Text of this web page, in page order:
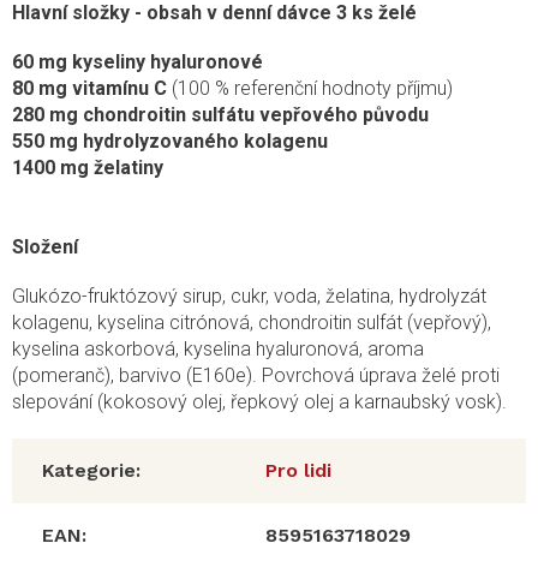
Hlavní složky - obsah v denní dávce 3 ks želé
60 mg kyseliny hyaluronové
80 mg vitamínu C (100 % referenční hodnoty příjmu)
280 mg chondroitin sulfátu vepřového původu
550 mg hydrolyzovaného kolagenu
1400 mg želatiny
Složení
Glukózo-fruktózový sirup, cukr, voda, želatina, hydrolyzát
kolagenu, kyselina citrónová, chondroitin sulfát (vepřový),
kyselina askorbová, kyselina hyaluronová, aroma
(pomeranč), barvivo (E160e). Povrchová úprava želé proti
slepování (kokosový olej, řepkový olej a karnaubský vosk).
Kategorie: Pro lidi
EAN: 8595163718029